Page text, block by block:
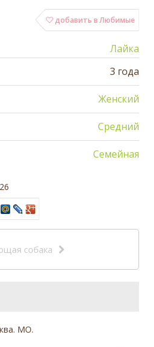
добавить в Любимые
Лайка
3 года
Женский
Средний
Семейная
собака
МО.